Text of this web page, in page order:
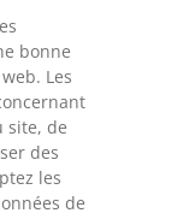
Ø10 x H95 cm
bonne
Les
site, de
des
les
de